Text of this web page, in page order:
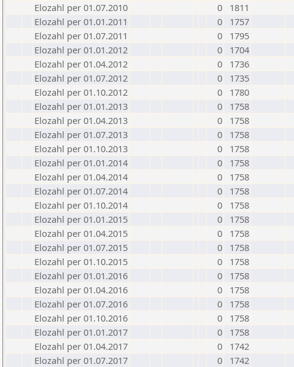
Elozahl per 01.07.2010
0
1811
Elozahl per 01.01.2011
0
1757
Elozahl per 01.07.2011
0
1795
Elozahl per 01.01.2012
0
1704
Elozahl per 01.04.2012
0
1736
Elozahl per 01.07.2012
0
1735
Elozahl per 01.10.2012
0
1780
Elozahl per 01.01.2013
0
1758
Elozahl per 01.04.2013
0
1758
Elozahl per 01.07.2013
0
1758
Elozahl per 01.10.2013
0
1758
Elozahl per 01.01.2014
0
1758
Elozahl per 01.04.2014
0
1758
Elozahl per 01.07.2014
0
1758
Elozahl per 01.10.2014
0
1758
Elozahl per 01.01.2015
0
1758
Elozahl per 01.04.2015
0
1758
Elozahl per 01.07.2015
0
1758
Elozahl per 01.10.2015
0
1758
Elozahl per 01.01.2016
0
1758
Elozahl per 01.04.2016
0
1758
Elozahl per 01.07.2016
0
1758
Elozahl per 01.10.2016
0
1758
Elozahl per 01.01.2017
0
1758
Elozahl per 01.04.2017
0
1742
Elozahl per 01.07.2017
0
1742